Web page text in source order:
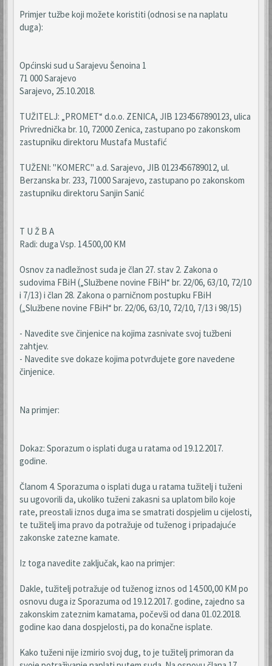
Primjer tužbe koji možete koristiti (odnosi se na naplatu
duga):
Općinski sud u Sarajevu Šenoina 1
71 000 Sarajevo
Sarajevo, 25.10.2018.
TUŽITELJ: „PROMET“ d.o.o. ZENICA, JIB 1234567890123, ulica
Privrednička br. 10, 72000 Zenica, zastupano po zakonskom
zastupniku direktoru Mustafa Mustafić
TUŽENI: "KOMERC" a.d. Sarajevo, JIB 0123456789012, ul.
Berzanska br. 233, 71000 Sarajevo, zastupano po zakonskom
zastupniku direktoru Sanjin Sanić
T U Ž B A
Radi: duga Vsp. 14.500,00 KM
Osnov za nadležnost suda je član 27. stav 2. Zakona o
sudovima FBiH („Službene novine FBiH“ br. 22/06, 63/10, 72/10
i 7/13) i član 28. Zakona o parničnom postupku FBiH
(„Službene novine FBiH“ br. 22/06, 63/10, 72/10, 7/13 i 98/15)
- Navedite sve činjenice na kojima zasnivate svoj tužbeni
zahtjev.
- Navedite sve dokaze kojima potvrđujete gore navedene
činjenice.
Na primjer:
Dokaz: Sporazum o isplati duga u ratama od 19.12.2017.
godine.
Članom 4. Sporazuma o isplati duga u ratama tužitelj i tuženi
su ugovorili da, ukoliko tuženi zakasni sa uplatom bilo koje
rate, preostali iznos duga ima se smatrati dospjelim u cijelosti,
te tužitelj ima pravo da potražuje od tuženog i pripadajuće
zakonske zatezne kamate.
Iz toga navedite zaključak, kao na primjer:
Dakle, tužitelj potražuje od tuženog iznos od 14.500,00 KM po
osnovu duga iz Sporazuma od 19.12.2017. godine, zajedno sa
zakonskim zateznim kamatama, počevši od dana 01.02.2018.
godine kao dana dospjelosti, pa do konačne isplate.
Kako tuženi nije izmirio svoj dug, to je tužitelj primoran da